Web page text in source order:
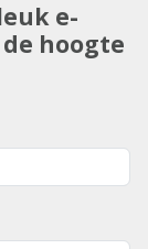
e-
hoogte